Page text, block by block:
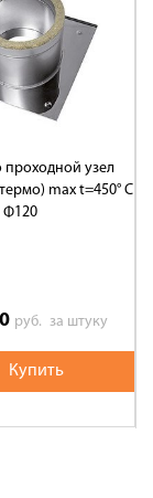
проходной узел
max t=450° C
Ф120
руб. за штуку
Купить